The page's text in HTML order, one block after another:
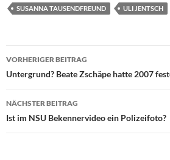
SUSANNA TAUSENDFREUND
ULI JENTSCH
Beitragsnavigation
VORHERIGER BEITRAG
Untergrund? Beate Zschäpe hatte 2007
NÄCHSTER BEITRAG
Ist im NSU Bekennervideo ein Polizeifoto?